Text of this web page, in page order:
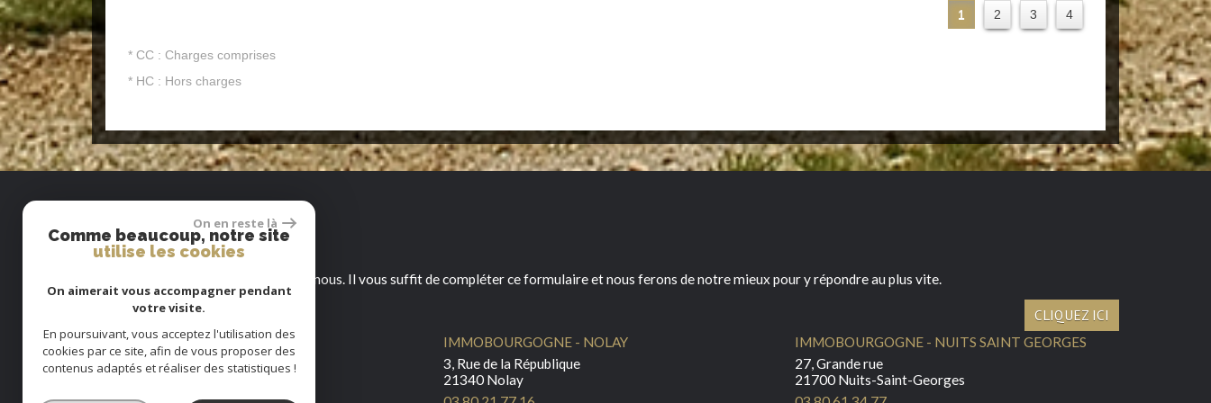
1 2 3 4
* CC : Charges comprises
* HC : Hors charges
Pour toutes informations, contactez nous. Il vous suffit de compléter ce formulaire et nous ferons de notre mieux pour y répondre au plus vite.
CLIQUEZ ICI
IMMOBOURGOGNE - BEAUNE
17, Rue du Chateau
21200 Beaune
IMMOBOURGOGNE - NOLAY
3, Rue de la République
21340 Nolay
IMMOBOURGOGNE - NUITS SAINT GEORGES
27, Grande rue
21700 Nuits-Saint-Georges
On en reste là
Comme beaucoup, notre site
utilise les cookies
On aimerait vous accompagner pendant
votre visite.
En poursuivant, vous acceptez l'utilisation des
cookies par ce site, afin de vous proposer des
contenus adaptés et réaliser des statistiques !